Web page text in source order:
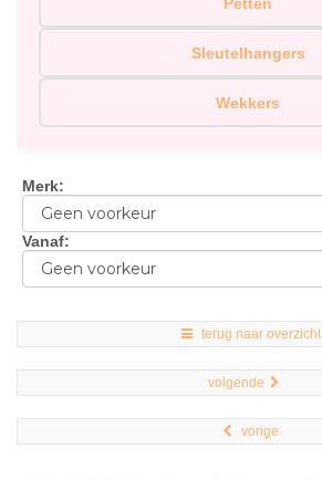
Sleutelhangers
Wekkers
Merk:
Vanaf:
terug naar overzicht
volgende
vorige